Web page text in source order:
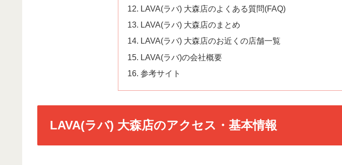
LAVA(ラバ) 大森店のよくある質問(FAQ)
LAVA(ラバ) 大森店のまとめ
LAVA(ラバ) 大森店のお近くの店舗一覧
LAVA(ラバ)の会社概要
参考サイト
LAVA(ラバ) 大森店のアクセス・基本情報